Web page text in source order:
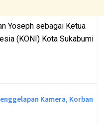
Yoseph sebagai Ketua
(KONI) Kota Sukabumi
Kamera, Korban